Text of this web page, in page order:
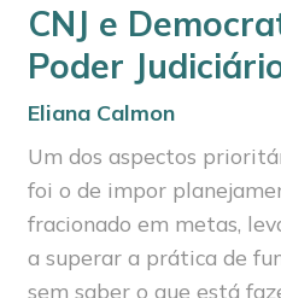
CNJ e
Poder
Eliana Calmon
Um dos aspectos
foi o de impor
fracionado em metas,
a superar a prática de
sem saber o que está